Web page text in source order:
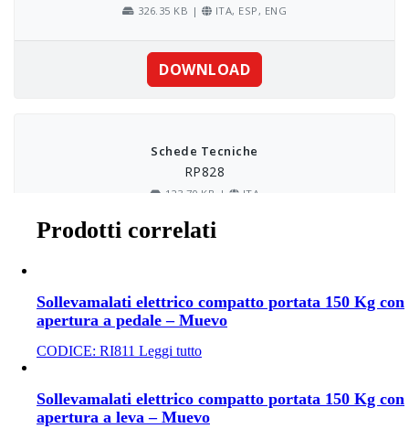
Prodotti correlati
Sollevamalati elettrico compatto portata 150 Kg con
apertura a pedale – Muevo
CODICE: RI811 Leggi tutto
Sollevamalati elettrico compatto portata 150 Kg con
apertura a leva – Muevo